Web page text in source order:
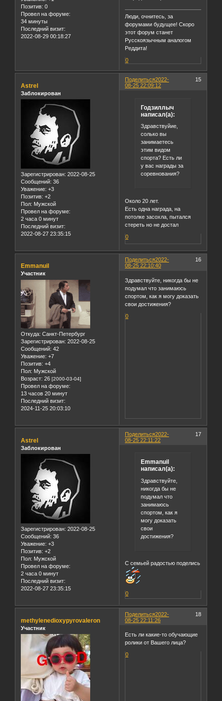
Позитив: 0
Провел на форуме:
34 минуты
Последний визит:
2022-08-29 00:18:27
Люди, очнитесь, за
форумами будущее! Скоро
этот форум станет
Русскоязычным аналогом
Реддита!
0
Поделиться 15
2022-
08-25 22:09:12
Astrel
Заблокирован
Зарегистрирован: 2022-08-25
Сообщений: 36
Уважение: +3
Позитив: +2
Пол: Мужской
Провел на форуме:
2 часа 0 минут
Последний визит:
2022-08-27 23:35:15
Годзиллыч
написал(а):
Здравствуйие,
солько вы
занимаетесь
этим видом
спорта? Есть ли
у вас награды за
соревнования?
Около 20 лет.
Есть одна награда, на
потолке засохла, пытался
стереть но не достал
0
Поделиться 16
2022-
08-25 22:10:40
Emmanuil
Участник
Откуда: Санкт-Петербург
Зарегистрирован: 2022-08-25
Сообщений: 42
Уважение: +7
Позитив: +4
Пол: Мужской
Возраст: 26 [2000-03-04]
Провел на форуме:
13 часов 20 минут
Последний визит:
2024-11-25 20:03:10
Здравствуйте, никогда бы не
подумал что занимаюсь
спортом, как я могу доказать
свои достижения?
0
Поделиться 17
2022-
08-25 22:11:22
Astrel
Заблокирован
Зарегистрирован: 2022-08-25
Сообщений: 36
Уважение: +3
Позитив: +2
Пол: Мужской
Провел на форуме:
2 часа 0 минут
Последний визит:
2022-08-27 23:35:15
Emmanuil
написал(а):
Здравствуйте,
никогда бы не
подумал что
занимаюсь
спортом, как я
могу доказать
свои
достижения?
С семьей радостью поделись
0
Поделиться 18
2022-
08-25 22:11:26
methylenedioxypyrovaleron
Участник
Есть ли какие-то обучающие
ролики от Вашего лица?
0